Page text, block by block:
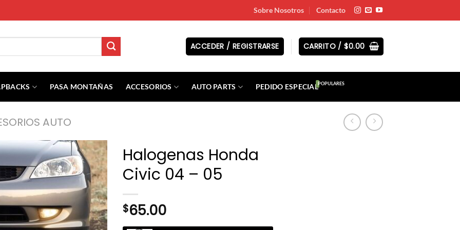
Sobre Nosotros Contacto
ACCEDER / REGISTRARSE CARRITO /$0.00
PASA MONTAÑAS ACCESORIOS AUTO PARTS PEDIDO ESPECIAL
AUTO
Halogenas Honda
Civic 04 – 05
$65.00